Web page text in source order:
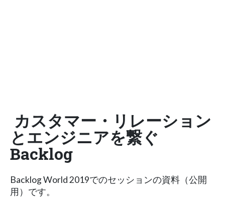
カスタマー・リレーション
とエンジニアを繋ぐ
Backlog
Backlog World 2019でのセッションの資料（公開
用）です。